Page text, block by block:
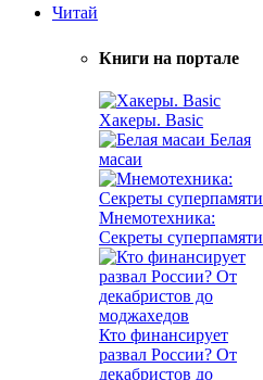
Читай
Книги на портале
Хакеры. Basic
Белая
масаи
Мнемотехника:
Секреты суперпамяти
Кто финансирует
развал России? От
декабристов до